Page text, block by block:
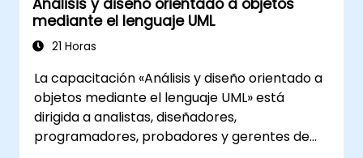
mediante el lenguaje UML
21 Horas
La capacitación «Análisis y diseño orientado a
objetos mediante el lenguaje UML» está
dirigida a analistas, diseñadores,
programadores, probadores y gerentes de